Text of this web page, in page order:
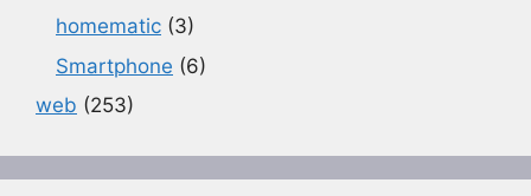
homematic (3)
Smartphone (6)
web (253)